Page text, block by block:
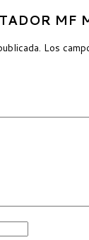
MF
Los